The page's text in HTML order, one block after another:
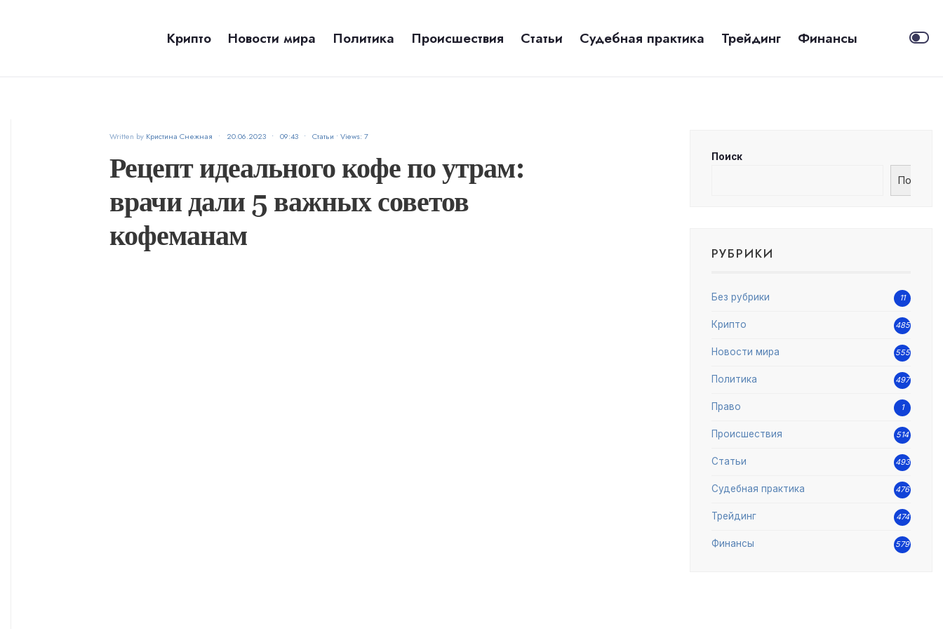
Крипто Новости мира Политика Происшествия Статьи Судебная практика Трейдинг Финансы
Written by Кристина Снежная • 20.06.2023 • 09:43 • Статьи • Views: 7
Рецепт идеального кофе по утрам:
врачи дали 5 важных советов
кофеманам
Поиск
Поиск
РУБРИКИ
Без рубрики 11
Крипто 485
Новости мира 555
Политика 497
Право 1
Происшествия 514
Статьи 493
Судебная практика 476
Трейдинг 474
Финансы 579